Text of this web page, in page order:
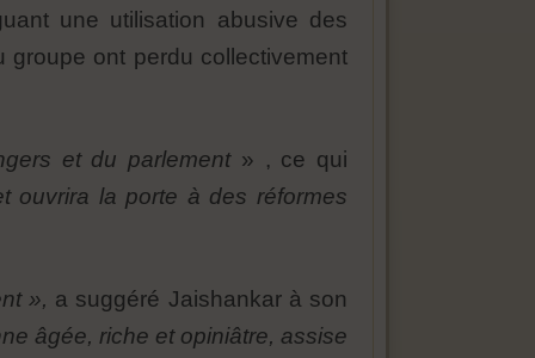
une utilisation abusive des
ont perdu collectivement
et du parlement» , ce qui
ouvrira la porte à des réformes
», a suggéré Jaishankar à son
âgée, riche et opiniâtre, assise